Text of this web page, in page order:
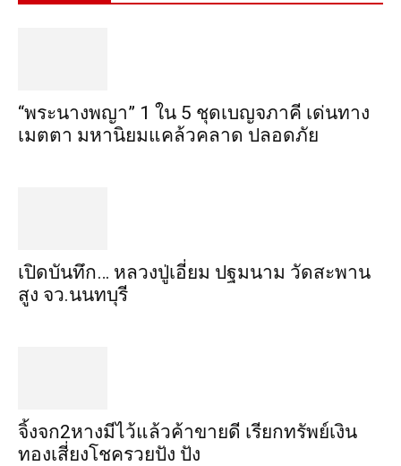
“พระ​นาง​พญา” 1 ใน 5​ ชุดเบญจ​ภาคี​ เด่นทาง
เมตตา​ มหา​นิยม​แคล้วคลาด​ ปลอดภัย​
เปิดบันทึก… หลวงปู่เอี่ยม ​ปฐม​นาม​ วัดสะพาน
สูง​ จว.นนทบุรี
จิ้งจก​2​หาง​มีไว้แล้ว​ค้าขาย​ดี​ เรียก​ทรัพย์เงิน
ทอง​เสี่ยงโชค​รวยปัง​ ปัง​